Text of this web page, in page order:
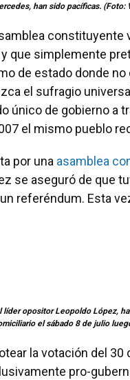
han sido pacíficas. (Foto:
constituyente
que simplemente
de estado donde
el sufragio
único de gobierno a
el mismo pueblo
por una asamblea
se aseguró de que
referéndum. Esta
opositor Leopoldo López,
el sábado 8 de julio
la votación del 30
pro-